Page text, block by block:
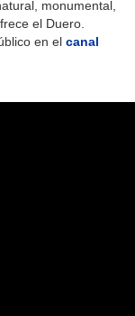
monumental,
el Duero.
en el canal